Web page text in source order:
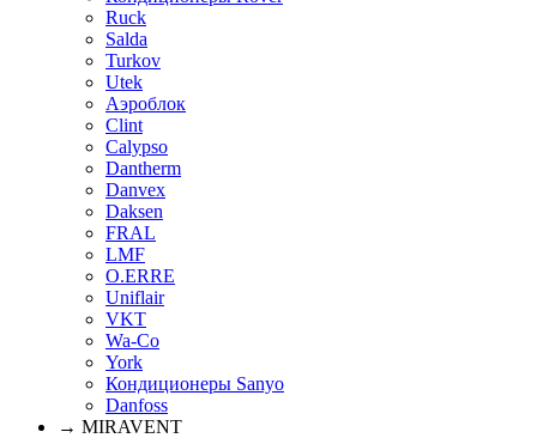
Ruck
Salda
Turkov
Utek
Аэроблок
Clint
Calypso
Dantherm
Danvex
Daksen
FRAL
LMF
O.ERRE
Uniflair
VKT
Wa-Co
York
Кондиционеры Sanyo
Danfoss
→ MIRAVENT